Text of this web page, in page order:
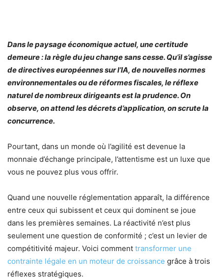
Dans le paysage économique actuel, une certitude
demeure : la règle du jeu change sans cesse. Qu’il s’agisse
de directives européennes sur l’IA, de nouvelles normes
environnementales ou de réformes fiscales, le réflexe
naturel de nombreux dirigeants est la prudence. On
observe, on attend les décrets d’application, on scrute la
concurrence.
Pourtant, dans un monde où l’agilité est devenue la
monnaie d’échange principale, l’attentisme est un luxe que
vous ne pouvez plus vous offrir.
Quand une nouvelle réglementation apparaît, la différence
entre ceux qui subissent et ceux qui dominent se joue
dans les premières semaines. La réactivité n’est plus
seulement une question de conformité ; c’est un levier de
compétitivité majeur. Voici comment transformer une
contrainte légale en un moteur de croissance grâce à trois
réflexes stratégiques.